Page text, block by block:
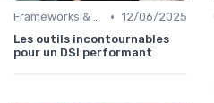
Frameworks & Outils • 12/06/2025
Les outils incontournables
pour un DSI performant